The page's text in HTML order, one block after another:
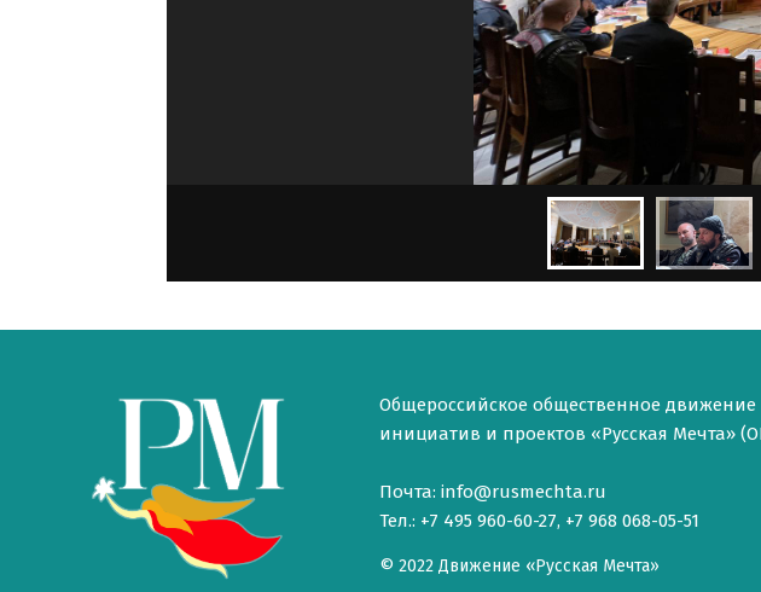
Общероссийское общественное
инициатив и проектов «Русская Мечта»
Почта: info@rusmechta.ru
Тел.: +7 495 960-60-27, +7 968 068-05-51
© 2022 Движение «Русская Мечта»